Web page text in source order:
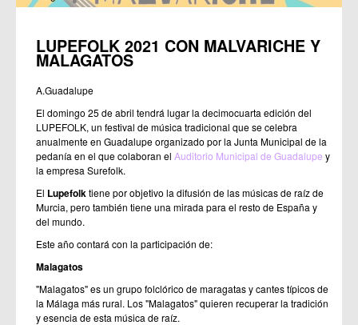
LUPEFOLK 2021 CON MALVARICHE Y
MALAGATOS
A.Guadalupe
El domingo 25 de abril tendrá lugar la decimocuarta edición del
LUPEFOLK, un festival de música tradicional que se celebra
anualmente en Guadalupe organizado por la Junta Municipal de la
pedanía en el que colaboran el Auditorio Municipal de Guadalupe y
la empresa Surefolk.
El Lupefolktiene por objetivo la difusión de las músicas de raíz de
Murcia, pero también tiene una mirada para el resto de España y
del mundo.
Este año contará con la participación de:
Malagatos
"Malagatos" es un grupo folclórico de maragatas y cantes típicos de
la Málaga más rural. Los "Malagatos" quieren recuperar la tradición
y esencia de esta música de raíz.